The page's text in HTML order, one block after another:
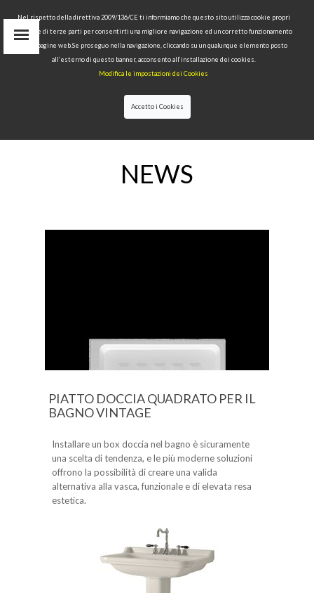
Area Riservata
NEWS
PIATTO DOCCIA QUADRATO PER IL
BAGNO VINTAGE
Installare un box doccia nel bagno è sicuramente
una scelta di tendenza, e le più moderne soluzioni
offrono la possibilità di creare una valida
alternativa alla vasca, funzionale e di elevata resa
estetica.
Nel rispetto della direttiva 2009/136/CE ti informiamo che questo sito utilizza cookie propri
tecnici e di terze parti per consentirti una migliore navigazione ed un corretto funzionamento
delle pagine web.Se proseguo nella navigazione, cliccando su un qualunque elemento posto
all’esterno di questo banner, acconsento all’installazione dei cookies.
Modifica le impostazioni dei Cookies
Accetto i Cookies